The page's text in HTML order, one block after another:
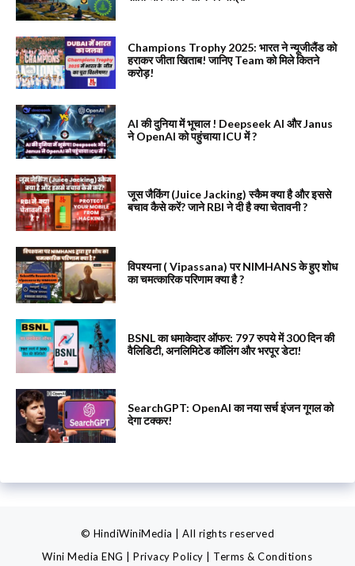
Champions Trophy 2025: भारत ने न्यूजीलैंड को
हराकर जीता खिताब! जानिए Team को मिले कितने
करोड़!
AI की दुनिया में भूचाल ! Deepseek AI और Janus
ने OpenAI को पहुंचाया ICU में ?
जूस जैकिंग (Juice Jacking) स्कैम क्या है और इससे
बचाव कैसे करें? जाने RBI ने दी है क्या चेतावनी ?
विपश्यना ( Vipassana) पर NIMHANS के हुए शोध
का चमत्कारिक परिणाम क्या है ?
BSNL का धमाकेदार ऑफर: 797 रुपये में 300 दिन की
वैलिडिटी, अनलिमिटेड कॉलिंग और भरपूर डेटा!
SearchGPT: OpenAI का नया सर्च इंजन गूगल को
देगा टक्कर!
© HindiWiniMedia | All rights reserved
Wini Media ENG
|Privacy Policy
Terms & Conditions